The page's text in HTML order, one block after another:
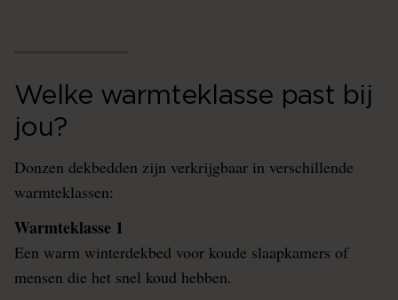
Welke warmteklasse past bij
jou?
Donzen dekbedden zijn verkrijgbaar in verschillende
warmteklassen:
Warmteklasse 1
Een warm winterdekbed voor koude slaapkamers of
mensen die het snel koud hebben.